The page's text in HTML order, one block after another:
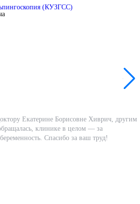
(КУЗГСС)
Екатерине Борисовне Хиврич, другим
клинике в целом — за
Спасибо за ваш труд!